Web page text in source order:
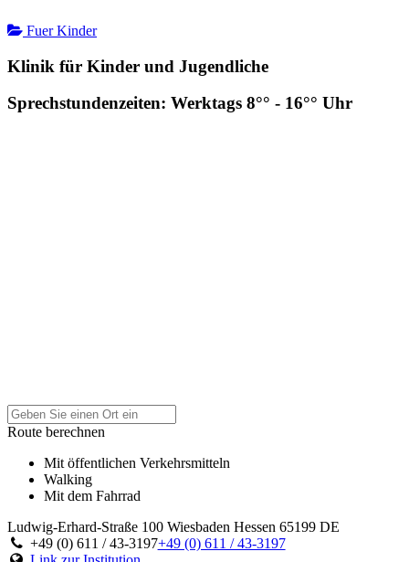
Fuer Kinder
Klinik für Kinder und Jugendliche
Sprechstundenzeiten: Werktags 8°° - 16°° Uhr
Route berechnen
Mit öffentlichen Verkehrsmitteln
Walking
Mit dem Fahrrad
Ludwig-Erhard-Straße 100 Wiesbaden Hessen 65199 DE
+49 (0) 611 / 43-3197+49 (0) 611 / 43-3197